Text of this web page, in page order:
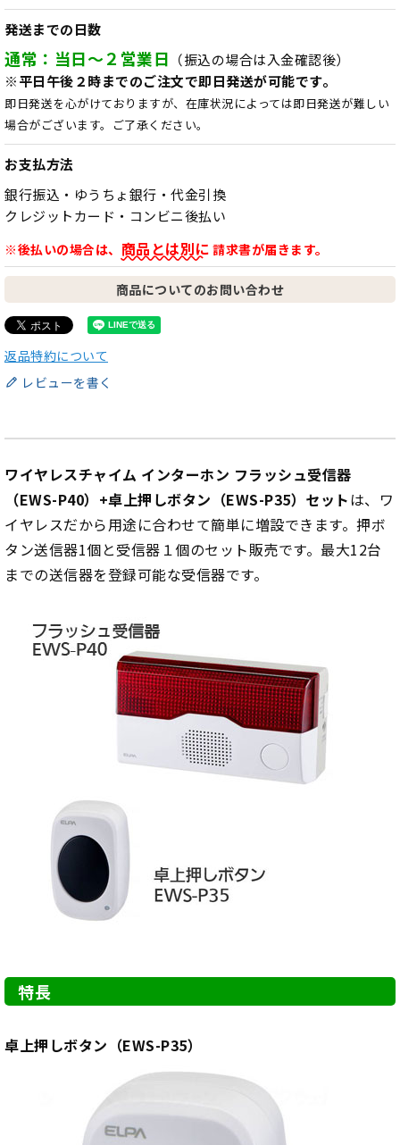
発送までの日数
通常：当日～２営業日 （振込の場合は入金確認後）
※平日午後２時までのご注文で即日発送が可能です。
即日発送を心がけておりますが、在庫状況によっては即日発送が難しい
場合がございます。ご了承ください。
お支払方法
銀行振込・ゆうちょ銀行・代金引換
クレジットカード・コンビニ後払い
※後払いの場合は、 商品とは別に 請求書が届きます。
商品についてのお問い合わせ
返品特約について
レビューを書く
ワイヤレスチャイム インターホン フラッシュ受信器
（EWS-P40）+卓上押しボタン（EWS-P35）セットは、ワ
イヤレスだから用途に合わせて簡単に増設できます。押ボ
タン送信器1個と受信器１個のセット販売です。最大12台
までの送信器を登録可能な受信器です。
特長
卓上押しボタン（EWS-P35）